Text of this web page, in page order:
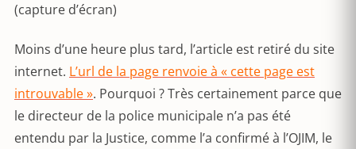
(capture d’écran)
Moins d’une heure plus tard, l’article est retiré du site
internet. L’url de la page renvoie à « cette page est
introuvable ». Pourquoi ? Très certainement parce que
le directeur de la police municipale n’a pas été
entendu par la Justice, comme l’a confirmé à l’OJIM, le